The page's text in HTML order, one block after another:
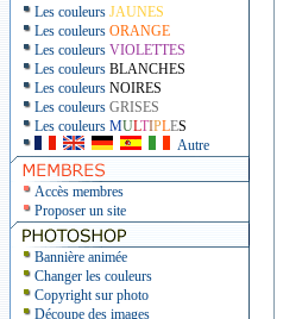
Les couleurs JAUNES
Les couleurs ORANGE
Les couleurs VIOLETTES
Les couleurs BLANCHES
Les couleurs NOIRES
Les couleurs GRISES
Les couleurs MULTIPLES
Autre
Accès membres
Proposer un site
Bannière animée
Changer les couleurs
Copyright sur photo
Découpe des images